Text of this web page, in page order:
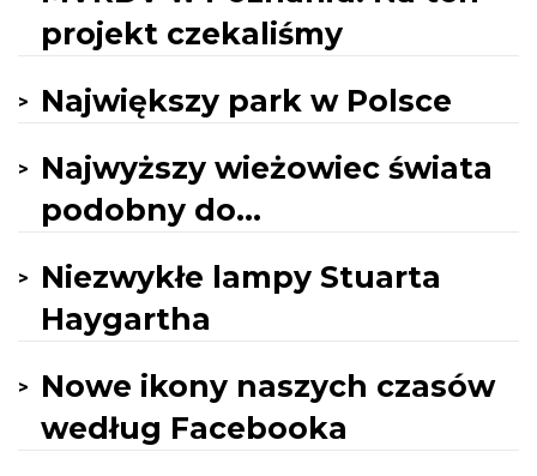
projekt czekaliśmy
Największy park w Polsce
Najwyższy wieżowiec świata
podobny do...
Niezwykłe lampy Stuarta
Haygartha
Nowe ikony naszych czasów
według Facebooka